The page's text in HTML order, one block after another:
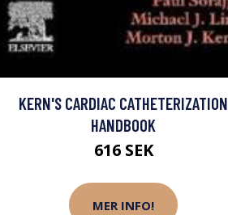
KERN'S CARDIAC CATHETERIZATION
HANDBOOK
616 SEK
MER INFO!